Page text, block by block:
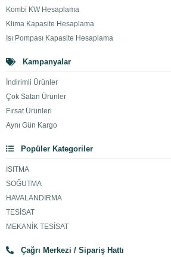
Kombi KW Hesaplama
Klima Kapasite Hesaplama
Isı Pompası Kapasite Hesaplama
Kampanyalar
İndirimli Ürünler
Çok Satan Ürünler
Fırsat Ürünleri
Aynı Gün Kargo
Popüler Kategoriler
ISITMA
SOĞUTMA
HAVALANDIRMA
TESİSAT
MEKANİK TESİSAT
Çağrı Merkezi / Sipariş Hattı